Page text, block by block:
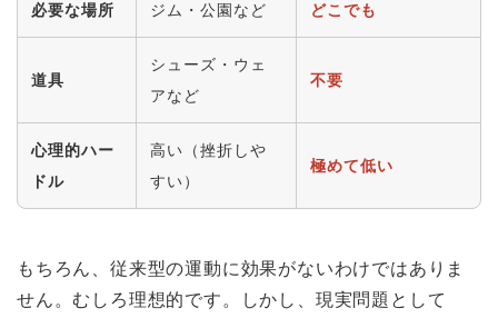
必要な場所 ジム・公園など どこでも
道具
シューズ・ウェ
アなど
不要
心理的ハー
ドル
高い（挫折しや
すい）
極めて低い
もちろん、従来型の運動に効果がないわけではありま
せん。むしろ理想的です。しかし、現実問題として